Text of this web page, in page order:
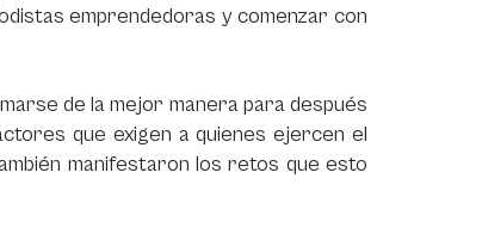
emprendedoras y comenzar con
de la mejor manera para después
que exigen a quienes ejercen el
manifestaron los retos que esto